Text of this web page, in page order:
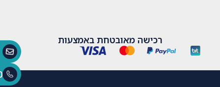
רכישה מאובטחת באמצעות